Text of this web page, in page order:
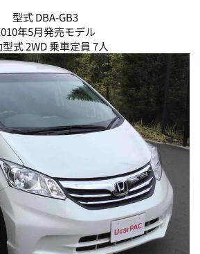
型式 DBA-GB3
年5月発売モデル
式 2WD 乗車定員 7人